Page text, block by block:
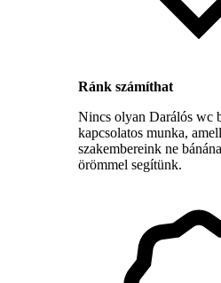
Ránk számíthat
Nincs olyan Darálós wc
kapcsolatos munka,
szakembereink ne
örömmel segítünk.